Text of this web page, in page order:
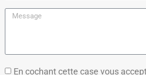
En cochant cette case vous